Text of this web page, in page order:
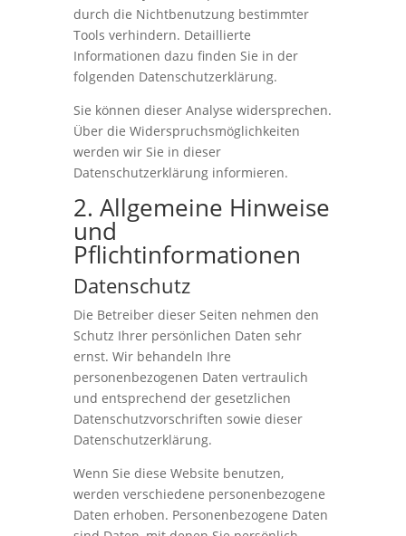
durch die Nichtbenutzung bestimmter
Tools verhindern. Detaillierte
Informationen dazu finden Sie in der
folgenden Datenschutzerklärung.
Sie können dieser Analyse widersprechen.
Über die Widerspruchsmöglichkeiten
werden wir Sie in dieser
Datenschutzerklärung informieren.
2. Allgemeine Hinweise
und
Pflichtinformationen
Datenschutz
Die Betreiber dieser Seiten nehmen den
Schutz Ihrer persönlichen Daten sehr
ernst. Wir behandeln Ihre
personenbezogenen Daten vertraulich
und entsprechend der gesetzlichen
Datenschutzvorschriften sowie dieser
Datenschutzerklärung.
Wenn Sie diese Website benutzen,
werden verschiedene personenbezogene
Daten erhoben. Personenbezogene Daten